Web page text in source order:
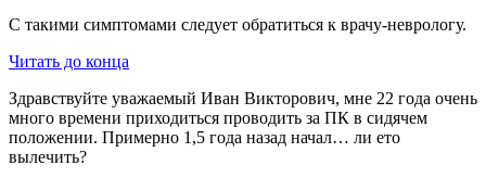
С такими симптомами следует обратиться к врачу-неврологу.
Читать до конца
Здравствуйте уважаемый Иван Викторович, мне 22 года очень
много времени приходиться проводить за ПК в сидячем
положении. Примерно 1,5 года назад начал… ли ето
вылечить?